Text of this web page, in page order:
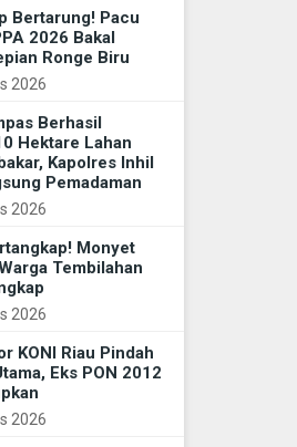
Bertarung! Pacu
2026 Bakal
Ronge Biru
2026
Berhasil
Hektare Lahan
Kapolres Inhil
Pemadaman
2026
Monyet
Tembilahan
2026
KONI Riau Pindah
Eks PON 2012
2026